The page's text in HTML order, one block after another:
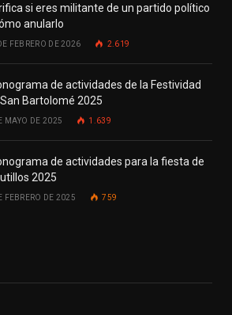
si eres militante de un partido político
anularlo
FEBRERO DE 2026 2.619
de actividades de la Festividad
Bartolomé 2025
MAYO DE 2025 1.639
de actividades para la fiesta de
2025
FEBRERO DE 2025 759